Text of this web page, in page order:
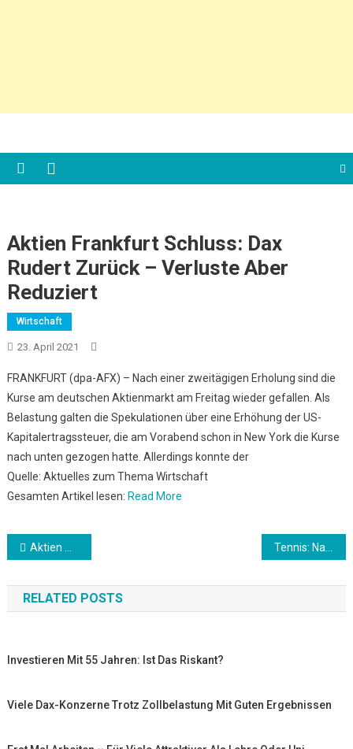
Aktien Frankfurt Schluss: Dax
Rudert Zurück – Verluste Aber
Reduziert
Wirtschaft
23. April 2021
FRANKFURT (dpa-AFX) – Nach einer zweitägigen Erholung sind die
Kurse am deutschen Aktienmarkt am Freitag wieder gefallen. Als
Belastung galten die Spekulationen über eine Erhöhung der US-
Kapitalertragssteuer, die am Vorabend schon in New York die Kurse
nach unten gezogen hatte. Allerdings konnte der
Quelle: Aktuelles zum Thema Wirtschaft
Gesamten Artikel lesen: Read More
Beitrags-
Navigation
Aktien Wien Schluss: UBM nach Ergebnisvorlage fast 4 Prozent fester
RELATED POSTS
Investieren Mit 55 Jahren: Ist Das Riskant?
Viele Dax-Konzerne Trotz Zollbelastung Mit Guten Ergebnissen